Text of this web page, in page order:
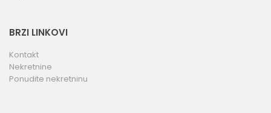
BRZI LINKOVI
Kontakt
Nekretnine
Ponudite nekretninu